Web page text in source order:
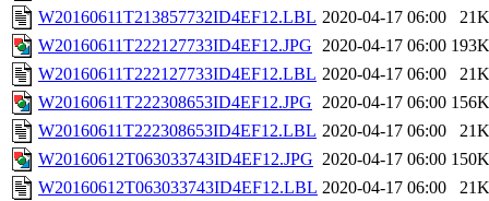
W20160611T213857732ID4EF12.LBL 2020-04-17 06:00
21K
W20160611T222127733ID4EF12.JPG 2020-04-17 06:00 193K
W20160611T222127733ID4EF12.LBL 2020-04-17 06:00
21K
W20160611T222308653ID4EF12.JPG 2020-04-17 06:00 156K
W20160611T222308653ID4EF12.LBL 2020-04-17 06:00
21K
W20160612T063033743ID4EF12.JPG 2020-04-17 06:00 150K
W20160612T063033743ID4EF12.LBL 2020-04-17 06:00
21K